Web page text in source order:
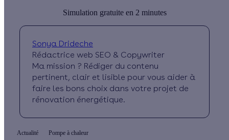
Simulation gratuite en 2 minutes
Sonya Drideche
Rédactrice web SEO & Copywriter
Ma mission ? Rédiger du contenu
pertinent, clair et lisible pour vous aider à
faire les bons choix dans votre projet de
rénovation énergétique.
Actualité Pompe à chaleur